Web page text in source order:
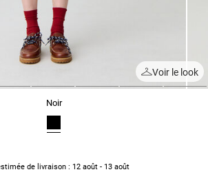
Voir le look
noir
de livraison: 12 août - 13 août